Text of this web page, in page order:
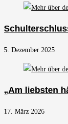
5. Dezember 2025
„Am liebsten
17. März 2026